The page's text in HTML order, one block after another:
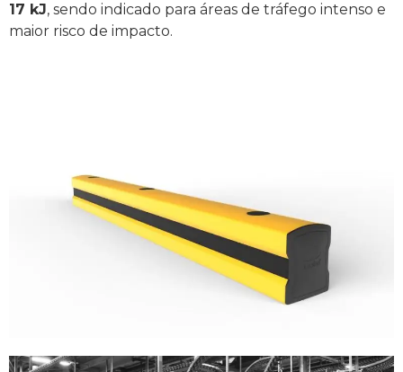
17 kJ, sendo indicado para áreas de tráfego intenso e
maior risco de impacto.